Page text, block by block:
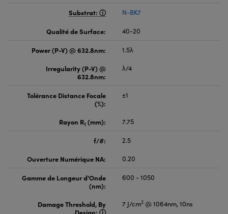
Substrat: N-BK7
Qualité de Surface: 40-20
Power (P-V) @ 632.8nm:
1.5λ
Irregularity (P-V) @
632.8nm:
λ/4
Tolérance Distance Focale
(%):
±1
Rayon R1 (mm): 7.75
f/#:
2.5
Ouverture Numérique NA:
0.20
Gamme de Longeur d'Onde
(nm):
600 - 1050
Damage Threshold, By
Design:
7 J/cm2 @ 1064nm, 10ns